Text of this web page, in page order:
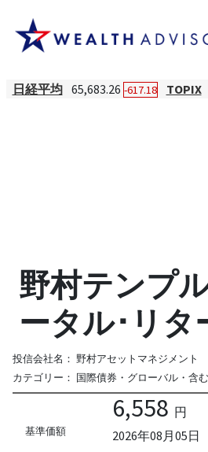
日経平均 65,683.26 -617.18 TOPIX
野村テンプ
ータル･リタ
投信会社名： 野村アセットマネジメント
カテゴリー： 国際債券・グローバル・含む
基準価額
6,558 円
2026年08月05日